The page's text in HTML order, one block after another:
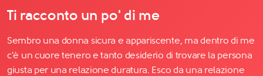
Ti racconto un po' di me
Sembro una donna sicura e appariscente, ma dentro di me
c'è un cuore tenero e tanto desiderio di trovare la persona
giusta per una relazione duratura. Esco da una relazione